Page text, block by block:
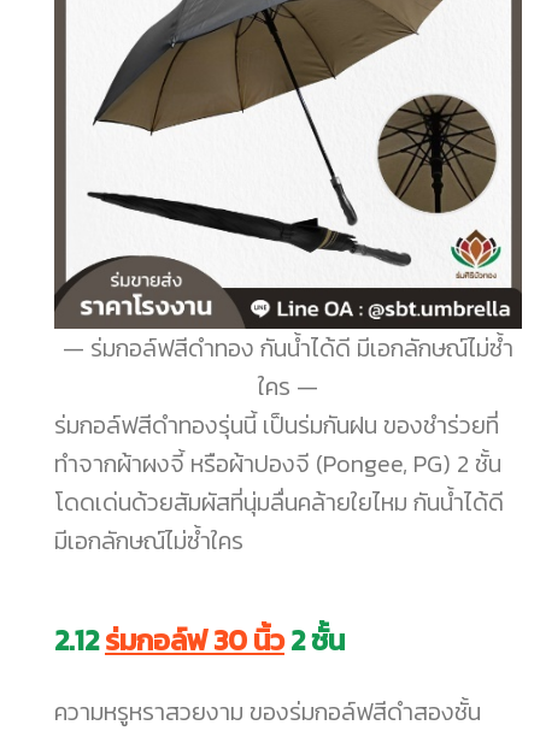
ร่มกอล์ฟสีดำทอง กันน้ำได้ดี มีเอกลักษณ์ไม่ซ้ำ
ใคร
ร่มกอล์ฟสีดำทองรุ่นนี้ เป็นร่มกันฝน ของชำร่วยที่
ทำจากผ้าผงจี้ หรือผ้าปองจี (Pongee, PG) 2 ชั้น
โดดเด่นด้วยสัมผัสที่นุ่มลื่นคล้ายใยไหม กันน้ำได้ดี
มีเอกลักษณ์ไม่ซ้ำใคร
2.12ร่มกอล์ฟ 30 นิ้ว2 ชั้น
ความหรูหราสวยงาม ของร่มกอล์ฟสีดำสองชั้น